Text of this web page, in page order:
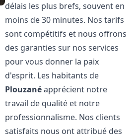
délais les plus brefs, souvent en
moins de 30 minutes. Nos tarifs
sont compétitifs et nous offrons
des garanties sur nos services
pour vous donner la paix
d'esprit. Les habitants de
Plouzanéapprécient notre
travail de qualité et notre
professionnalisme. Nos clients
satisfaits nous ont attribué des